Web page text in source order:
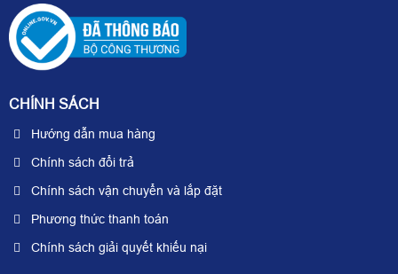
CHÍNH SÁCH
Hướng dẫn mua hàng
Chính sách đổi trả
Chính sách vận chuyển và lắp đặt
Phương thức thanh toán
Chính sách giải quyết khiếu nại